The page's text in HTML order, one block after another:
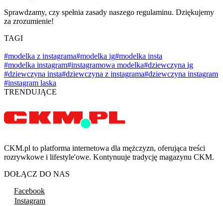
Sprawdzamy, czy spełnia zasady naszego regulaminu. Dziękujemy
za zrozumienie!
TAGI
#modelka z instagrama#modelka ig#modelka insta
#modelka instagram#instagramowa modelka#dziewczyna ig
#dziewczyna insta#dziewczyna z instagrama#dziewczyna instagram
#instagram laska
TRENDUJĄCE
CKM.pl to platforma internetowa dla mężczyzn, oferująca treści
rozrywkowe i lifestyle'owe. Kontynuuje tradycję magazynu CKM.
DOŁĄCZ DO NAS
Facebook
Instagram